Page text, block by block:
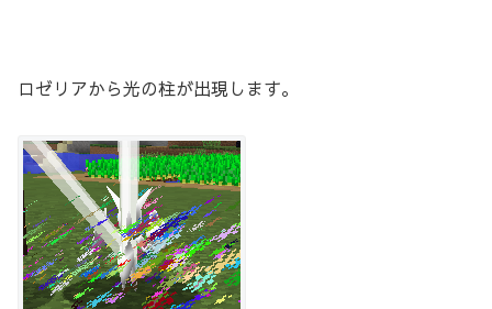
ロゼリアから光の柱が出現します。